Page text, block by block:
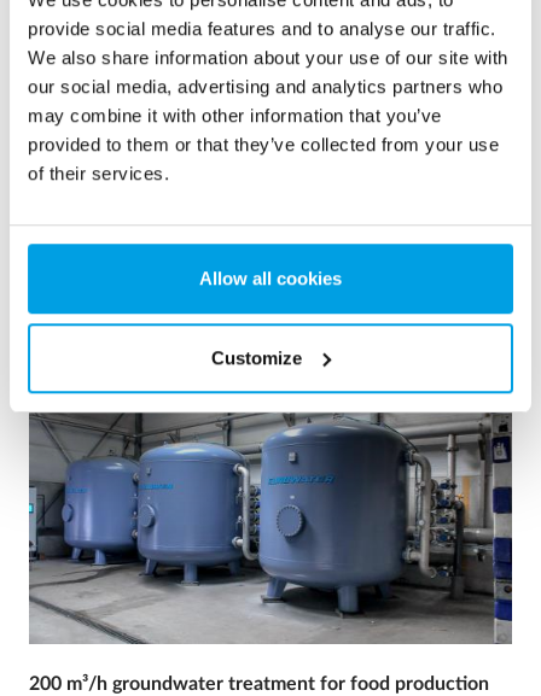
provide social media features and to analyse our traffic.
We also share information about your use of our site with
our social media, advertising and analytics partners who
may combine it with other information that you’ve
provided to them or that they’ve collected from your use
of their services.
Allow all cookies
Customize
2 x 60 m3/h Reinstwasser für ein Kraftwerk -
Wasseraufbereitungsanlage in 6...
Eine Aufrüstung der Wasseraufbereitungsanlage war
erforderlich, jedoch stand kein Platz zur Verfügung. Eine in
40’ Containern eingebaute Anlage war die Lösung.
Kesselspeisewasser
Siehe Referenz
200 m³/h groundwater treatment for food production